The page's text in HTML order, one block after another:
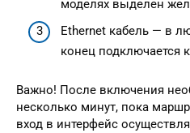
моделях выделен
Ethernet кабель — в
конец подключается
Важно! После включения
несколько минут, пока
вход в интерфейс